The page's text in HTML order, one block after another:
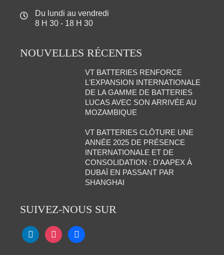
Du lundi au vendredi
8 H 30 - 18 H 30
NOUVELLES RÉCENTES
VT BATTERIES RENFORCE
L'EXPANSION INTERNATIONALE
DE LA GAMME DE BATTERIES
LUCAS AVEC SON ARRIVÉE AU
MOZAMBIQUE
VT BATTERIES CLÔTURE UNE
ANNÉE 2025 DE PRÉSENCE
INTERNATIONALE ET DE
CONSOLIDATION : D'AAPEX À
DUBAÏ EN PASSANT PAR
SHANGHAI
SUIVEZ-NOUS SUR